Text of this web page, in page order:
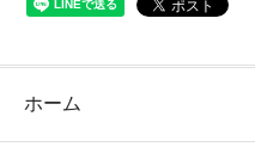
ホーム